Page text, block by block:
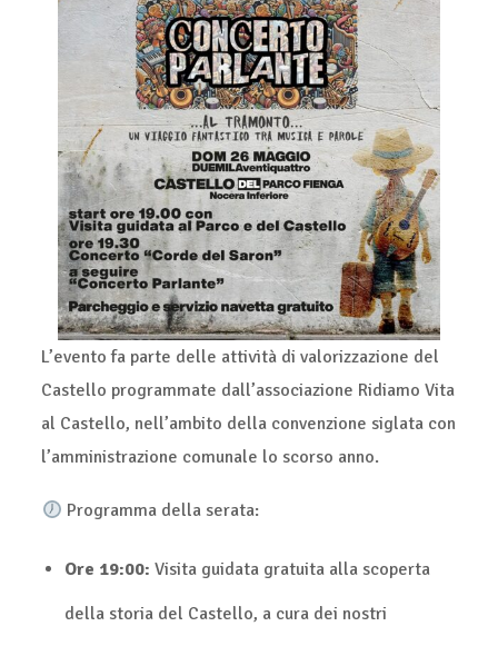
L’evento fa parte delle attività di valorizzazione del
Castello programmate dall’associazione Ridiamo Vita
al Castello, nell’ambito della convenzione siglata con
l’amministrazione comunale lo scorso anno.
Programma della serata:
Ore 19:00: Visita guidata gratuita alla scoperta
della storia del Castello, a cura dei nostri